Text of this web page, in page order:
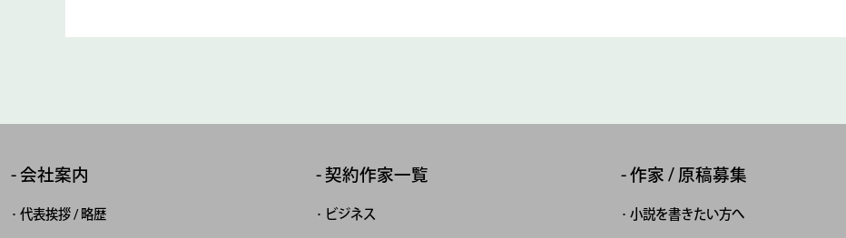
会社案内
代表挨拶 / 略歴
契約作家一覧
ビジネス
作家 / 原稿募集
小説を書きたい方へ